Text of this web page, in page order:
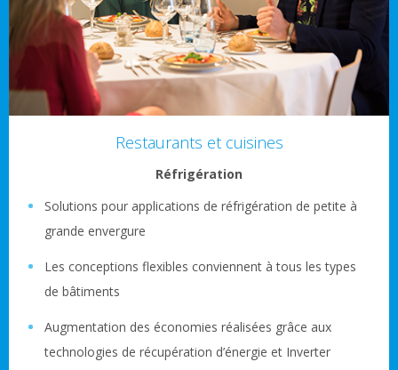
Restaurants et cuisines
Réfrigération
Solutions pour applications de réfrigération de petite à
grande envergure
Les conceptions flexibles conviennent à tous les types
de bâtiments
Augmentation des économies réalisées grâce aux
technologies de récupération d’énergie et Inverter